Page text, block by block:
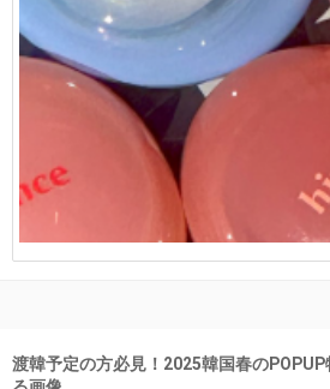
渡韓予定の方必見！2025韓国春の